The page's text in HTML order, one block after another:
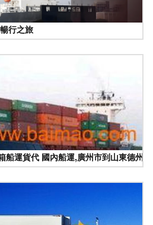
行之旅
船運貨代 國內船運,廣州市到山東德州